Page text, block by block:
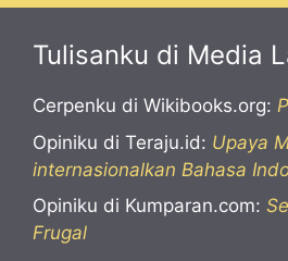
Tulisanku di Media
Cerpenku di Wikibooks.org:
Opiniku di Teraju.id: Upaya
internasionalkan Bahasa
Opiniku di Kumparan.com:
Frugal